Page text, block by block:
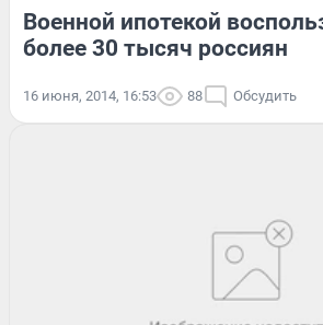
Военной ипотекой
более 30 тысяч россиян
16 июня, 2014, 16:53 88 Обсудить